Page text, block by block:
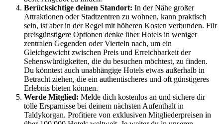
Berücksichtige deinen Standort: In der Nähe großer
Attraktionen oder Stadtzentren zu wohnen, kann praktisch
sein, ist aber in der Regel mit höheren Kosten verbunden. Für
preisgünstigere Optionen denke über Hotels in weniger
zentralen Gegenden oder Vierteln nach, um ein
Gleichgewicht zwischen Preis und Erreichbarkeit der
Sehenswürdigkeiten, die du besuchen möchtest, zu finden.
Du könntest auch unabhängige Hotels etwas außerhalb in
Betracht ziehen, die ein authentischeres und oft günstigeres
Erlebnis bieten können.
Werde Mitglied: Melde dich kostenlos an und sichere dir
tolle Ersparnisse bei deinem nächsten Aufenthalt in
Taldykorgan. Profitiere von exklusiven Mitgliederpreisen in